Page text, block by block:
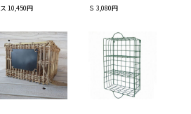
ス 10,450円
Ｓ 3,080円